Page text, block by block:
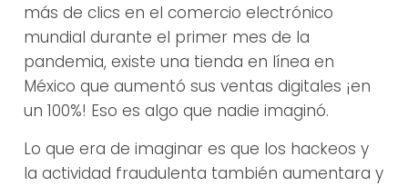
más de clics en el comercio electrónico
mundial durante el primer mes de la
pandemia, existe una tienda en línea en
México que aumentó sus ventas digitales ¡en
un 100%! Eso es algo que nadie imaginó.
Lo que era de imaginar es que los hackeos y
la actividad fraudulenta también aumentara y